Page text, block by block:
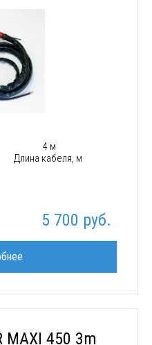
4 м
Длина кабеля, м
5 700 руб.
MAXI 450 3m